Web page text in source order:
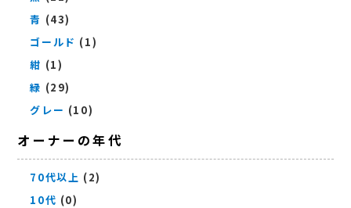
青 (43)
ゴールド (1)
紺 (1)
緑 (29)
グレー (10)
オーナーの年代
70代以上 (2)
10代 (0)